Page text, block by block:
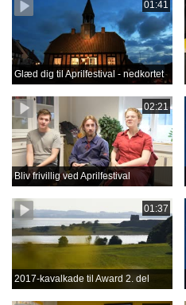
01:41
Glæd dig til Aprilfestival - nedkortet
02:21
Bliv frivillig ved Aprilfestival
01:37
2017-kavalkade til Award 2. del